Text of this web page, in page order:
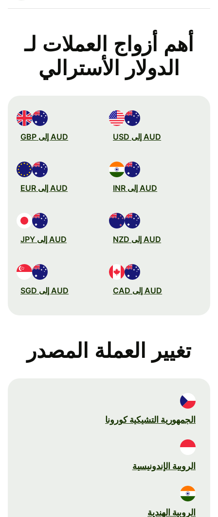
أهم أزواج العملات لـ
الدولار الأسترالي
AUD إلى USD AUD إلى GBP
AUD إلى INR AUD إلى EUR
AUD إلى NZD AUD إلى JPY
AUD إلى CAD AUD إلى SGD
تغيير العملة المصدر
الجمهورية التشيكية كورونا
الروبية الإندونيسية
الروبية الهندية